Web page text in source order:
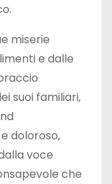
miserie
e dalle
suoi familiari,
doloroso,
voce
che